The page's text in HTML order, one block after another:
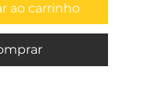
ao carrinho